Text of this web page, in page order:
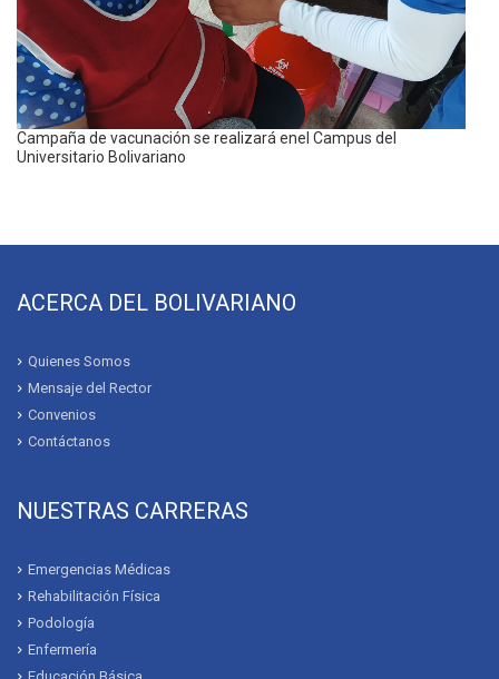
Bolivariano finaliza programa “Chefen tu comunidad” de San
Sebastián
SEPTIEMBRE 29, 2023
Universitario Bolivariano y el GAD de Cumbaratzaorganizan I Feria
Interparroquial de Gastronomía
OCTUBRE 21, 2023